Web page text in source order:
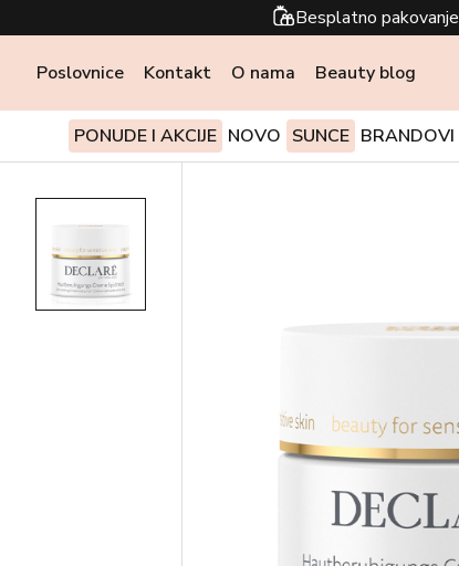
Besplatno pakovanje
Poslovnice Kontakt O nama Beauty blog
PONUDE I AKCIJE NOVO SUNCE BRANDOVI